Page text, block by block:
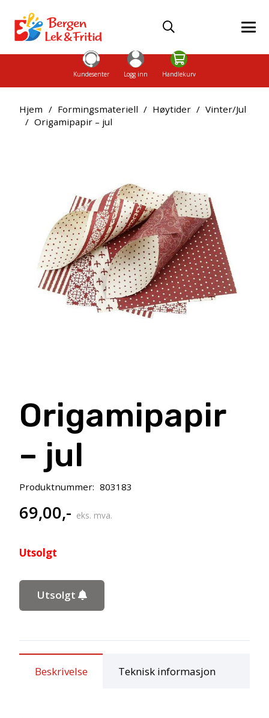
Kundesenter Logg inn Handlekurv
Hjem / Formingsmateriell / Høytider / Vinter/Jul
/ Origamipapir – jul
Origamipapir
– jul
Produktnummer: 803183
69,00,- eks. mva.
Utsolgt
Utsolgt
Beskrivelse Teknisk informasjon